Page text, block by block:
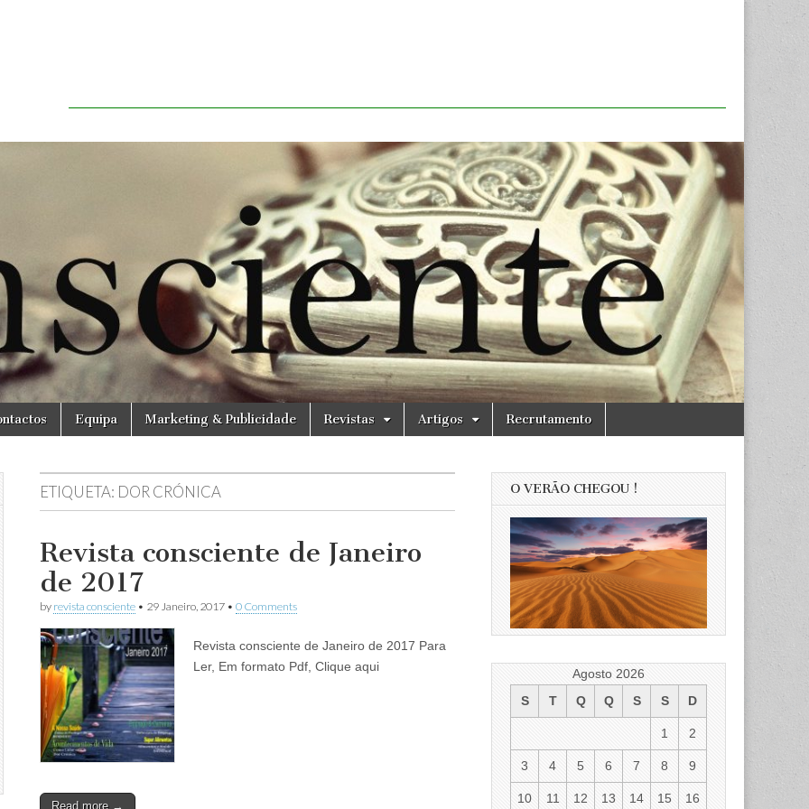
Equipa Marketing & Publicidade Revistas Artigos Recrutamento
ETIQUETA: DOR CRÓNICA
Revista consciente de Janeiro
de 2017
by revista consciente• 29 Janeiro, 2017• 0 Comments
Revista consciente de Janeiro de 2017 Para
Ler, Em formato Pdf, Clique aqui
Read more →
O VERÃO CHEGOU !
Agosto 2026
S
T Q Q S S D
1 2
3 4 5 6 7 8 9
10 11 12 13 14 15 16